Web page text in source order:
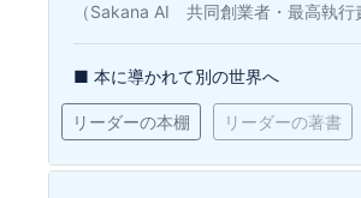
（Sakana AI 共同創業者・最高執行
■ 本に導かれて別の世界へ
リーダーの本棚 リーダーの著書